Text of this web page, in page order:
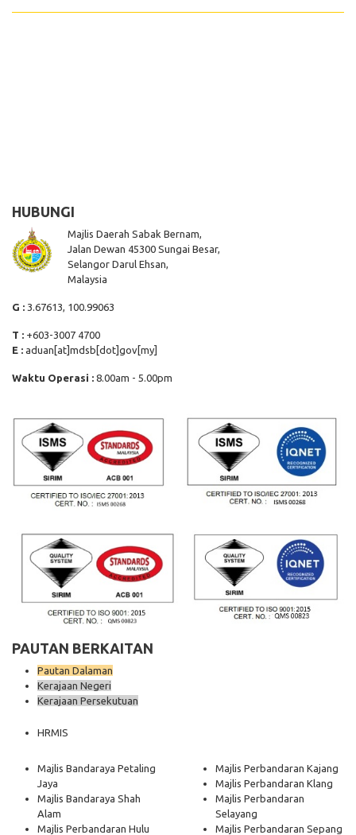
HUBUNGI
Majlis Daerah Sabak Bernam,
Jalan Dewan 45300 Sungai Besar,
Selangor Darul Ehsan,
Malaysia
G : 3.67613, 100.99063
T : +603-3007 4700
E : aduan[at]mdsb[dot]gov[my]
Waktu Operasi : 8.00am - 5.00pm
PAUTAN BERKAITAN
Pautan Dalaman
Kerajaan Negeri
Kerajaan Persekutuan
HRMIS
Majlis Bandaraya Petaling
Jaya
Majlis Bandaraya Shah
Alam
Majlis Perbandaran Hulu
Majlis Perbandaran Kajang
Majlis Perbandaran Klang
Majlis Perbandaran
Selayang
Majlis Perbandaran Sepang